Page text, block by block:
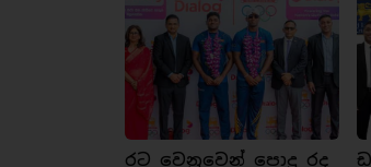
රට වෙනුවෙන් පොදු රද